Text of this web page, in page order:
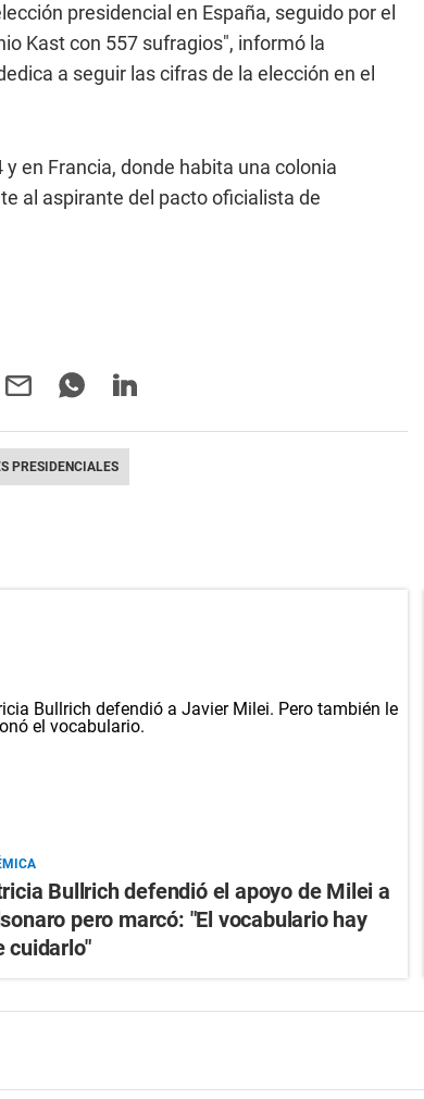
presidencial en España, seguido por el
Kast con 557 sufragios", informó la
a seguir las cifras de la elección en el
en Francia, donde habita una colonia
al aspirante del pacto oficialista de
PRESIDENCIALES
Bullrich defendió el apoyo de Milei a
pero marcó: "El vocabulario hay
cuidarlo"